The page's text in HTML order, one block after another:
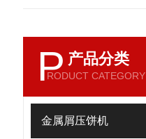
P 产品分类
RODUCT CATEGORY
金属屑压饼机